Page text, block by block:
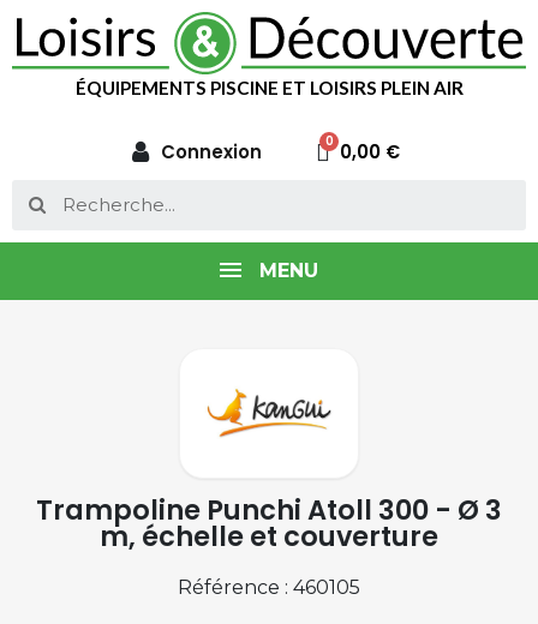
ÉQUIPEMENTS PISCINE ET LOISIRS PLEIN AIR
Connexion 0,00 €
MENU
Trampoline Punchi Atoll 300 - Ø 3
m, échelle et couverture
Référence : 460105